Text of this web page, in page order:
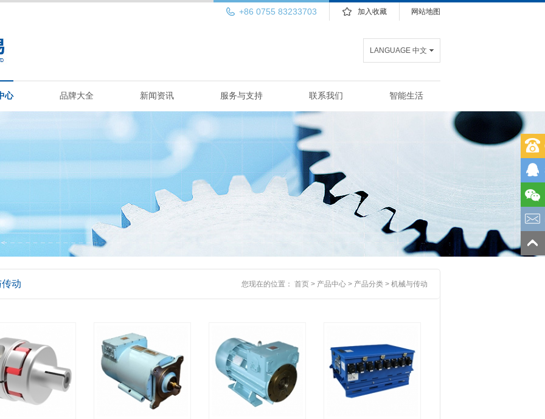
网站地图
加入收藏
+86 0755 83233703
LANGUAGE 中文
心 品牌大全 新闻资讯 服务与支持 联系我们 智能生活
动 您现在的位置： 首页 > 产品中心 > 产品分类 > 机械与传动